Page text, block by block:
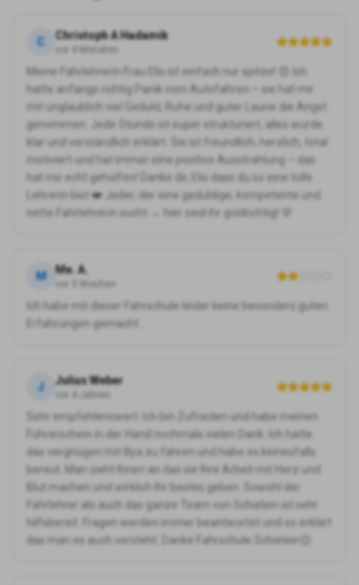
C Christoph A Hadamik
vor 4 Monaten
Meine Fahrlehrerin Frau Elis ist einfach nur spitze! 😍 Ich
hatte anfangs richtig Panik vom Autofahren – sie hat mir
mit unglaublich viel Geduld, Ruhe und guter Laune die Angst
genommen. Jede Stunde ist super strukturiert, alles wurde
klar und verständlich erklärt. Sie ist freundlich, herzlich, total
motiviert und hat immer eine positive Ausstrahlung – das
hat mir echt geholfen! Danke dir, Elis dass du so eine tolle
Lehrerin bist ❤️ Jeder, der eine geduldige, kompetente und
nette Fahrlehrerin sucht → hier seid ihr goldrichtig! 💯
M Me. A.
vor 3 Wochen
Ich habe mit dieser Fahrschule leider keine besonders guten
Erfahrungen gemacht.
J Julius Weber
vor 4 Jahren
Sehr empfehlenswert. Ich bin Zufrieden und habe meinen
Führerschein in der Hand nochmals vielen Dank. Ich hatte
das vergnügen mit Illya zu fahren und habe es keinesfalls
bereut. Man sieht Ihnen an das sie Ihre Arbeit mit Herz und
Blut machen und wirklich Ihr bestes geben. Sowohl der
Fahrlehrer als auch das ganze Team von Schielein ist sehr
hilfsbereit. Fragen werden immer beantwortet und so erklärt
das man es auch versteht. Danke Fahrschule Schielein😊